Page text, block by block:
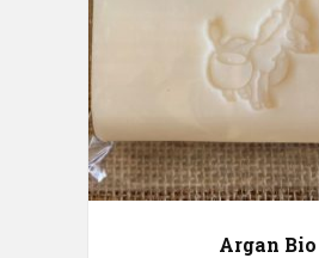
Argan Bio